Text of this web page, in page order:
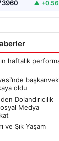
▲
haftalık
oldu
Dolandırıcılık
Medya
ve Şık Yaşam